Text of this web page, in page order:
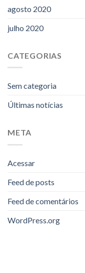
agosto 2020
julho 2020
CATEGORIAS
Sem categoria
Últimas notícias
META
Acessar
Feed de posts
Feed de comentários
WordPress.org